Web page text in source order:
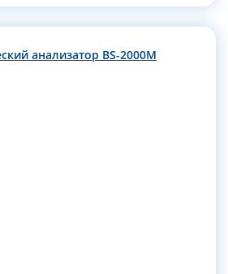
анализатор BS-2000M